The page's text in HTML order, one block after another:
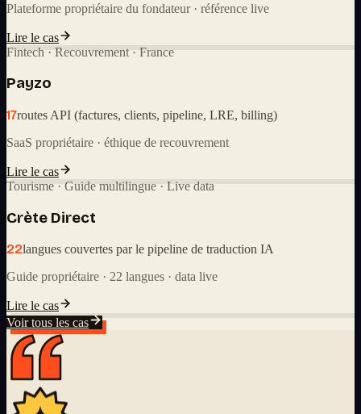
Plateforme propriétaire du fondateur · référence live
Lire le cas
Fintech · Recouvrement · France
Payzo
17routes API (factures, clients, pipeline, LRE, billing)
SaaS propriétaire · éthique de recouvrement
Lire le cas
Tourisme · Guide multilingue · Live data
Crète Direct
22langues couvertes par le pipeline de traduction IA
Guide propriétaire · 22 langues · data live
Lire le cas
Voir tous les cas